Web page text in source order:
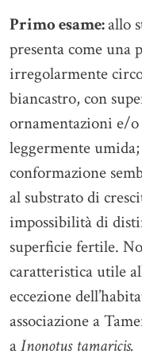
Primo esame:allo
presenta come una
irregolarmente
biancastro, con
ornamentazioni e/
leggermente
conformazione
al substrato di
impossibilità di
superficie fertile.
caratteristica utile
eccezione
associazione a
aInonotus tamaricis.